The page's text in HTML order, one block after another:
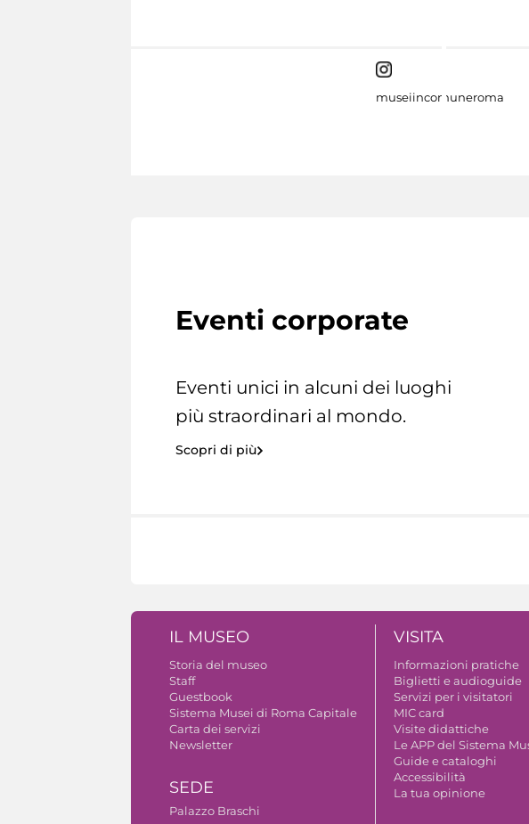
museiincomuneroma
Eventi corporate
Eventi unici in alcuni dei luoghi
più straordinari al mondo.
Scopri di più
IL MUSEO
Storia del museo
Staff
Guestbook
Sistema Musei di Roma Capitale
Carta dei servizi
Newsletter
SEDE
Palazzo Braschi
VISITA
Informazioni pratiche
Biglietti e audioguide
Servizi per i visitatori
MIC card
Visite didattiche
Le APP del Sistema
Guide e cataloghi
Accessibilità
La tua opinione